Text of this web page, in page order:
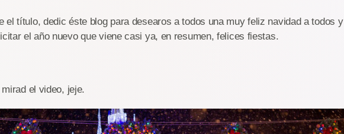
el título, dedic éste blog para desearos a todos una muy feliz navidad a todos y
el año nuevo que viene casi ya, en resumen, felices fiestas.
el video, jeje.